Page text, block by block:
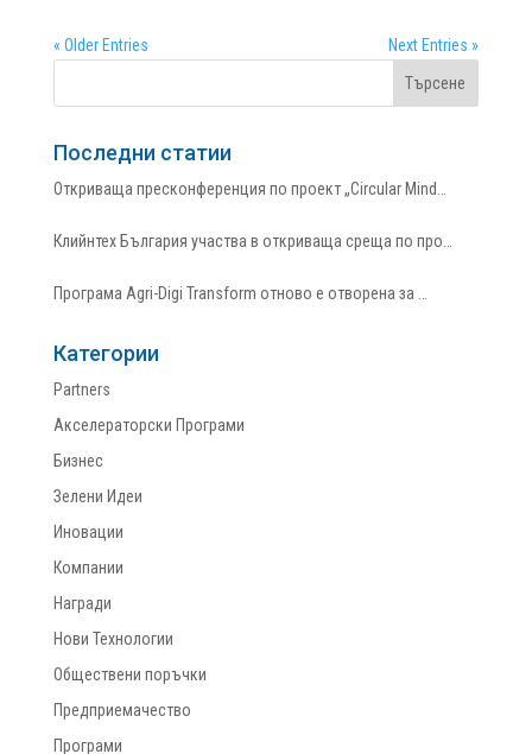
« Older Entries Next Entries »
Последни статии
Откриваща пресконференция по проект „Circular Mind…
Клийнтех България участва в откриваща среща по про…
Програма Agri-Digi Transform отново е отворена за …
Категории
Partners
Акселераторски Програми
Бизнес
Зелени Идеи
Иновации
Компании
Награди
Нови Технологии
Обществени поръчки
Предприемачество
Програми